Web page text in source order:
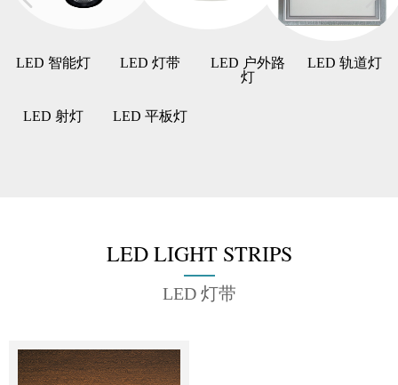
LED 智能灯 LED 灯带
LED 户外路
灯
LED 轨道灯
LED 射灯 LED 平板灯
LED LIGHT STRIPS
LED 灯带